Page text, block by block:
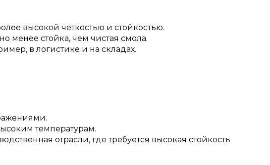
высокой четкостью и стойкостью.
менее стойка, чем чистая смола.
в логистике и на складах.
температурам.
отрасли, где требуется высокая стойкость